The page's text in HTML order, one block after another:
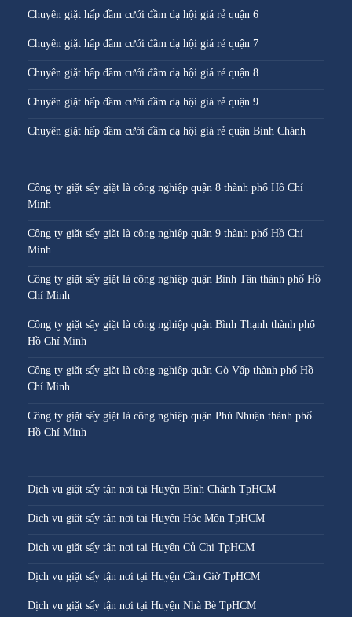
Chuyên giặt hấp đầm cưới đầm dạ hội giá rẻ quận 6
Chuyên giặt hấp đầm cưới đầm dạ hội giá rẻ quận 7
Chuyên giặt hấp đầm cưới đầm dạ hội giá rẻ quận 8
Chuyên giặt hấp đầm cưới đầm dạ hội giá rẻ quận 9
Chuyên giặt hấp đầm cưới đầm dạ hội giá rẻ quận Bình Chánh
Công ty giặt sấy giặt là công nghiệp quận 8 thành phố Hồ Chí
Minh
Công ty giặt sấy giặt là công nghiệp quận 9 thành phố Hồ Chí
Minh
Công ty giặt sấy giặt là công nghiệp quận Bình Tân thành phố Hồ
Chí Minh
Công ty giặt sấy giặt là công nghiệp quận Bình Thạnh thành phố
Hồ Chí Minh
Công ty giặt sấy giặt là công nghiệp quận Gò Vấp thành phố Hồ
Chí Minh
Công ty giặt sấy giặt là công nghiệp quận Phú Nhuận thành phố
Hồ Chí Minh
Dịch vụ giặt sấy tận nơi tại Huyện Bình Chánh TpHCM
Dịch vụ giặt sấy tận nơi tại Huyện Hóc Môn TpHCM
Dịch vụ giặt sấy tận nơi tại Huyện Củ Chi TpHCM
Dịch vụ giặt sấy tận nơi tại Huyện Cần Giờ TpHCM
Dịch vụ giặt sấy tận nơi tại Huyện Nhà Bè TpHCM